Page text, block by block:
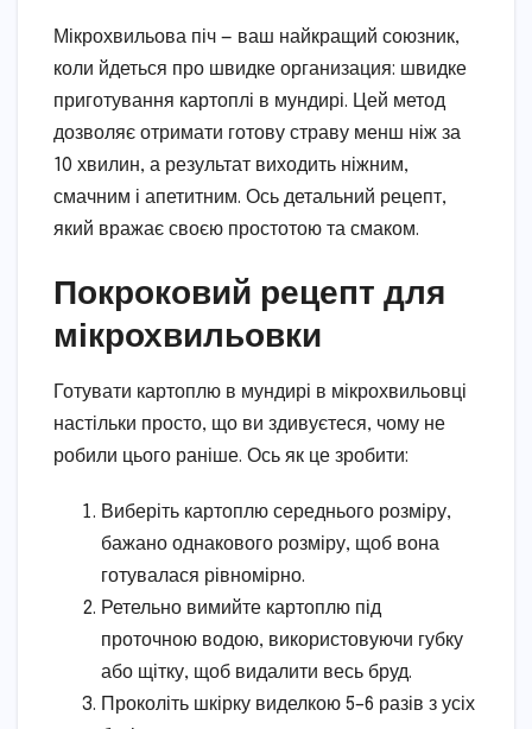
Мікрохвильова піч — ваш найкращий союзник,
коли йдеться про швидке организация: швидке
приготування картоплі в мундирі. Цей метод
дозволяє отримати готову страву менш ніж за
10 хвилин, а результат виходить ніжним,
смачним і апетитним. Ось детальний рецепт,
який вражає своєю простотою та смаком.
Покроковий рецепт для
мікрохвильовки
Готувати картоплю в мундирі в мікрохвильовці
настільки просто, що ви здивуєтеся, чому не
робили цього раніше. Ось як це зробити:
Виберіть картоплю середнього розміру,
бажано однакового розміру, щоб вона
готувалася рівномірно.
Ретельно вимийте картоплю під
проточною водою, використовуючи губку
або щітку, щоб видалити весь бруд.
Проколіть шкірку виделкою 5–6 разів з усіх